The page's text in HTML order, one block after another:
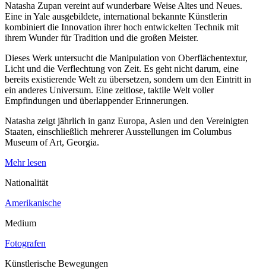
Natasha Zupan vereint auf wunderbare Weise Altes und Neues.
Eine in Yale ausgebildete, international bekannte Künstlerin
kombiniert die Innovation ihrer hoch entwickelten Technik mit
ihrem Wunder für Tradition und die großen Meister.
Dieses Werk untersucht die Manipulation von Oberflächentextur,
Licht und die Verflechtung von Zeit. Es geht nicht darum, eine
bereits existierende Welt zu übersetzen, sondern um den Eintritt in
ein anderes Universum. Eine zeitlose, taktile Welt voller
Empfindungen und überlappender Erinnerungen.
Natasha zeigt jährlich in ganz Europa, Asien und den Vereinigten
Staaten, einschließlich mehrerer Ausstellungen im Columbus
Museum of Art, Georgia.
Mehr lesen
Nationalität
Amerikanische
Medium
Fotografen
Künstlerische Bewegungen